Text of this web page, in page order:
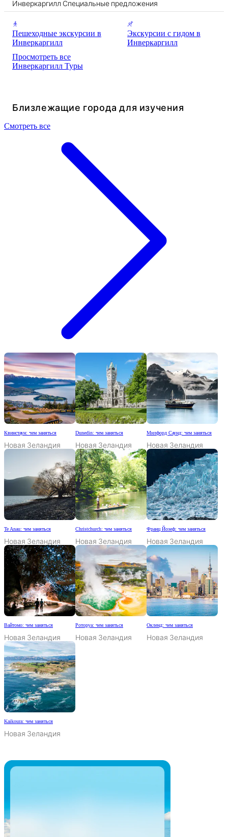
Инверкаргилл Специальные предложения
Пешеходные экскурсии в
Инверкаргилл
Экскурсии с гидом в
Инверкаргилл
Просмотреть все
Инверкаргилл Туры
Близлежащие города для изучения
Смотреть все
Квинстаун: чем заняться
Новая Зеландия
Dunedin: чем заняться
Новая Зеландия
Милфорд Саунд: чем заняться
Новая Зеландия
Te Anau: чем заняться
Новая Зеландия
Christchurch: чем заняться
Новая Зеландия
Франц Йозеф: чем заняться
Новая Зеландия
Вайтомо: чем заняться
Новая Зеландия
Роторуа: чем заняться
Новая Зеландия
Окленд: чем заняться
Новая Зеландия
Kaikoura: чем заняться
Новая Зеландия